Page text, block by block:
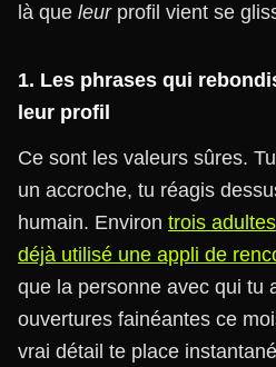
là que leurprofil vient se
1. Les phrases qui
leur profil
Ce sont les valeurs sûres.
un accroche, tu réagis
humain. Environ trois
déjà utilisé une appli de
que la personne avec qui tu
ouvertures fainéantes ce
vrai détail te place